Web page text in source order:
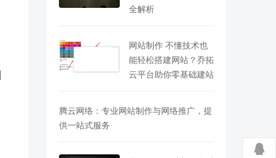
全解析
网站制作 不懂技术也
能轻松搭建网站？乔拓
云平台助你零基础建站
腾云网络：专业网站制作与网络推广，提
供一站式服务